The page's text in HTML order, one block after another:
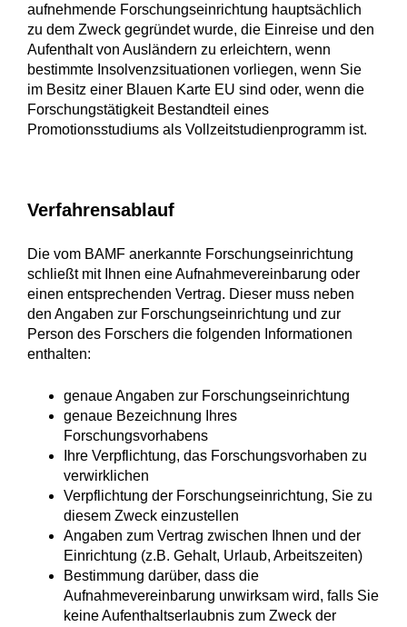
aufnehmende Forschungseinrichtung hauptsächlich
zu dem Zweck gegründet wurde, die Einreise und den
Aufenthalt von Ausländern zu erleichtern, wenn
bestimmte Insolvenzsituationen vorliegen, wenn Sie
im Besitz einer Blauen Karte EU sind oder, wenn die
Forschungstätigkeit Bestandteil eines
Promotionsstudiums als Vollzeitstudienprogramm ist.
Verfahrensablauf
Die vom BAMF anerkannte Forschungseinrichtung
schließt mit Ihnen eine Aufnahmevereinbarung oder
einen entsprechenden Vertrag. Dieser muss neben
den Angaben zur Forschungseinrichtung und zur
Person des Forschers die folgenden Informationen
enthalten:
genaue Angaben zur Forschungseinrichtung
genaue Bezeichnung Ihres
Forschungsvorhabens
Ihre Verpflichtung, das Forschungsvorhaben zu
verwirklichen
Verpflichtung der Forschungseinrichtung, Sie zu
diesem Zweck einzustellen
Angaben zum Vertrag zwischen Ihnen und der
Einrichtung (z.B. Gehalt, Urlaub, Arbeitszeiten)
Bestimmung darüber, dass die
Aufnahmevereinbarung unwirksam wird, falls Sie
keine Aufenthaltserlaubnis zum Zweck der